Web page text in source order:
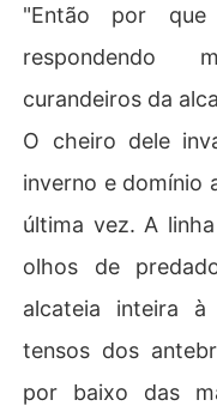
"Então por
respondendo
curandeiros da
O cheiro dele
inverno e domínio
última vez. A
olhos de
alcateia inteira à
tensos dos
por baixo das